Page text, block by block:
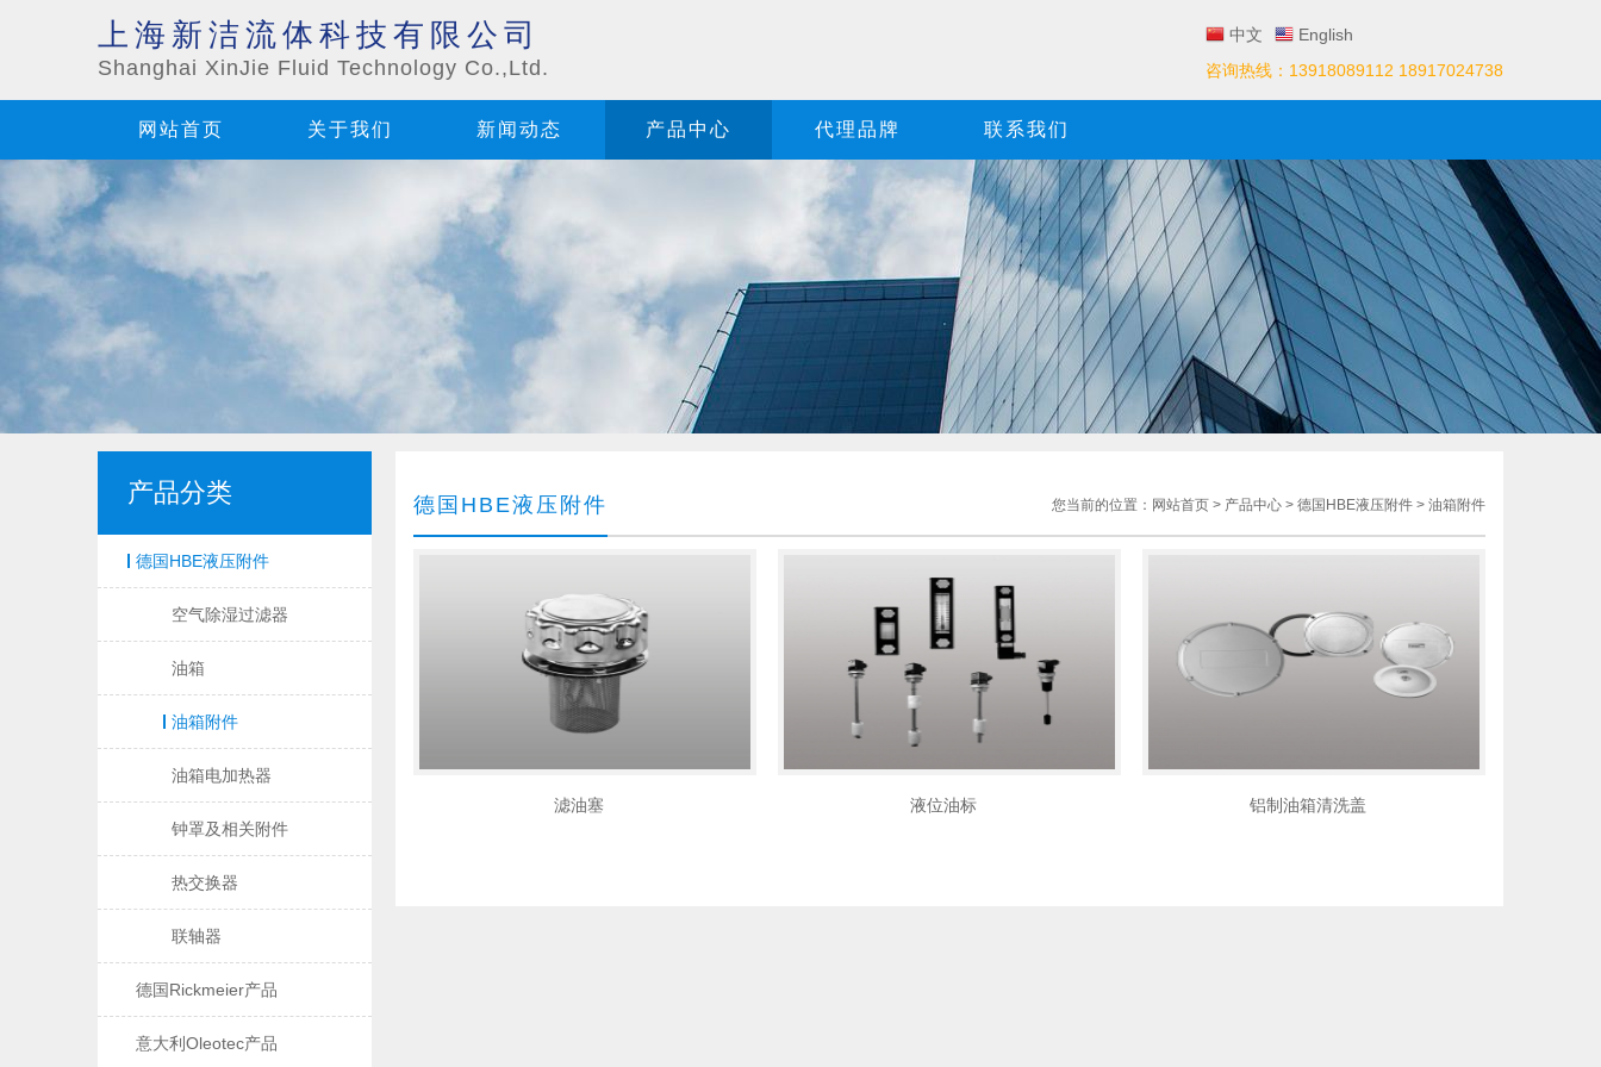
上海新洁流体科技有限公司
Shanghai XinJie Fluid Technology Co.,Ltd.
中文
English
咨询热线：13918089112 18917024738
网站首页 关于我们 新闻动态 产品中心 代理品牌 联系我们
产品分类
德国HBE液压附件
空气除湿过滤器
油箱
油箱附件
油箱电加热器
钟罩及相关附件
热交换器
联轴器
德国Rickmeier产品
意大利Oleotec产品
德国HBE液压附件 您当前的位置： 网站首页 > 产品中心 > 德国HBE液压附件 > 油箱附件
滤油塞 液位油标 铝制油箱清洗盖